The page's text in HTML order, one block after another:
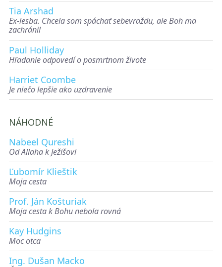
Tia Arshad
Ex-lesba. Chcela som spáchať sebevraždu, ale Boh ma
zachránil
Paul Holliday
Hľadanie odpovedí o posmrtnom živote
Harriet Coombe
Je niečo lepšie ako uzdravenie
NÁHODNÉ
Nabeel Qureshi
Od Allaha k Ježišovi
Ľubomír Klieštik
Moja cesta
Prof. Ján Košturiak
Moja cesta k Bohu nebola rovná
Kay Hudgins
Moc otca
Ing. Dušan Macko